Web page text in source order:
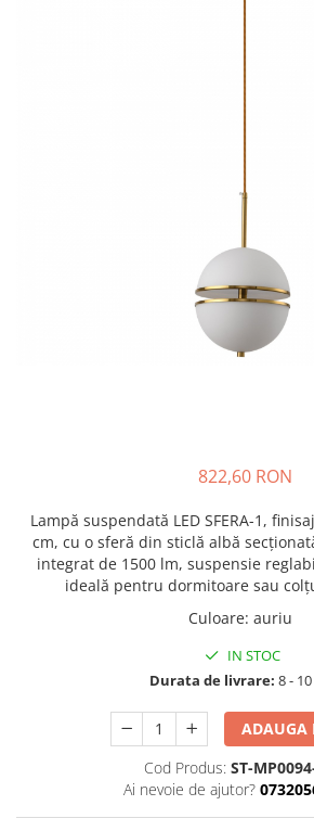
822,60 RON
Lampă suspendată LED SFERA-1,
cm, cu o sferă din sticlă albă
integrat de 1500 lm, suspensie
ideală pentru dormitoare sau
Culoare: auriu
IN STOC
Durata de livrare: 8 -
ADAUGA
Cod Produs: ST-
Ai nevoie de ajutor?